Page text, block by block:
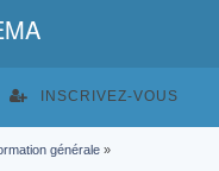
INSCRIVEZ-VOUS
générale»